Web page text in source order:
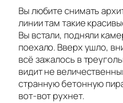
Вы любите снимать
линии там такие
Вы встали, подняли
поехало. Вверх ушло,
всё зажалось в
видит не
странную бетонную
вот-вот рухнет.